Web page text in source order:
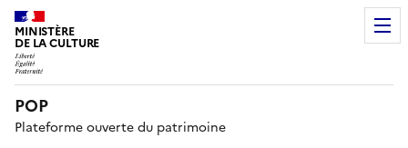
MINISTÈRE
DE LA CULTURE
POP
Plateforme ouverte du patrimoine